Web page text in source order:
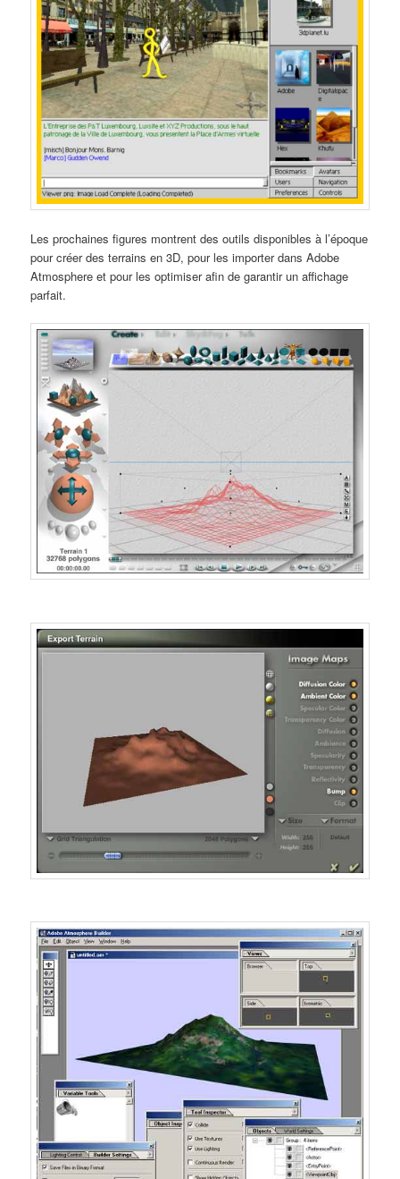
Les prochaines figures montrent des outils disponibles à l’époque
pour créer des terrains en 3D, pour les importer dans Adobe
Atmosphere et pour les optimiser afin de garantir un affichage
parfait.